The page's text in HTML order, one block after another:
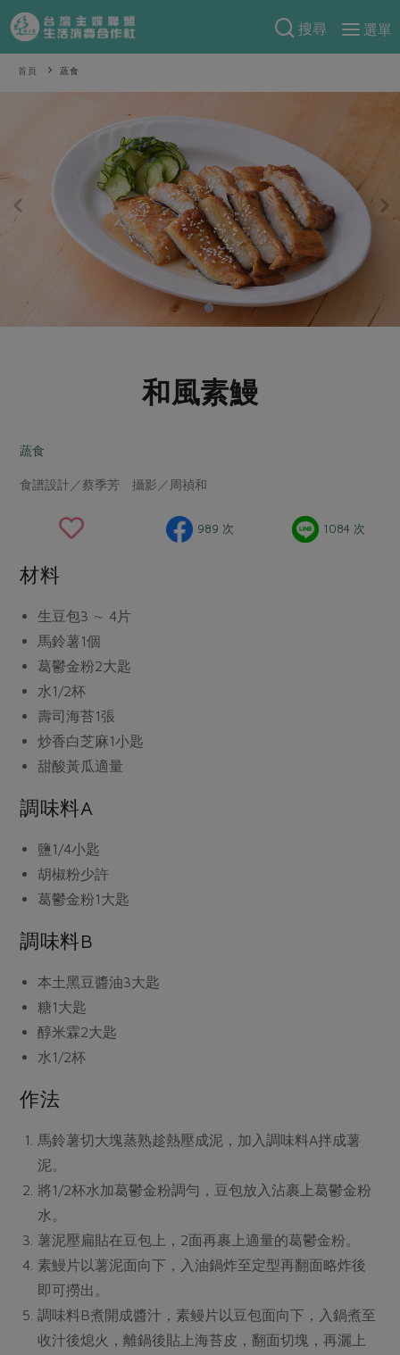
搜尋
選單
產品分類
芽苗類 蕈菇類
辛香料類
奶蛋豆・五穀
乳製品
水產
調理食材・點心
調味醬料/南北貨 烘焙
保健食品
居家好物
美妝保養
日用品
防災用品
最新產品
優惠專區
素食專區
樂齡友善
麵食
湯品．鍋物
漬物
飲品
主題食譜
異國料理
年菜食譜
節慶大餐
高麗菜海鮮煎餅
特別企畫
預購活動
把最好的台灣味帶回家！
防災用品預購圓滿結束
2026年端午節預購圓滿結束
更多預購活動
合作25-精選產品第四彈
合作25-精選產品第三彈
更多當季產品
議題活動
主婦聯盟X樂齡網特約優惠案
30%rPET紅烏龍茶
2024農業發展計畫年度報告
更多議題活動
把最好的台灣味帶回家！
綠主張
觀點文章
一籃菜真心話
合作聯合國
親子食育
關注議題
減硝酸鹽 惜食
非基改運動 支持本土農糧
減添加物
公益金
更多議題
生活者e週報
綠主張月刊
關於合作社
關於我們
產品檢驗
自主把關
檢驗報告
社員權益
合作社法規
社務專區
選舉專區
最新消息
媒體報導
地區活動
社務會議
首頁 蔬食
和風素鰻
蔬食
食譜設計／蔡季芳 攝影／周禎和
989 次 1084 次
材料
生豆包3 ∼ 4片
馬鈴薯1個
葛鬱金粉2大匙
水1/2杯
壽司海苔1張
炒香白芝麻1小匙
甜酸黃瓜適量
調味料A
鹽1/4小匙
胡椒粉少許
葛鬱金粉1大匙
調味料B
本土黑豆醬油3大匙
糖1大匙
醇米霖2大匙
水1/2杯
作法
馬鈴薯切大塊蒸熟趁熱壓成泥，加入調味料A拌成薯
泥。
將1/2杯水加葛鬱金粉調勻，豆包放入沾裹上葛鬱金粉
水。
薯泥壓扁貼在豆包上，2面再裹上適量的葛鬱金粉。
素鰻片以薯泥面向下，入油鍋炸至定型再翻面略炸後
即可撈出。
調味料B煮開成醬汁，素鳗片以豆包面向下，入鍋煮至
收汁後熄火，離鍋後貼上海苔皮，翻面切塊，再灑上